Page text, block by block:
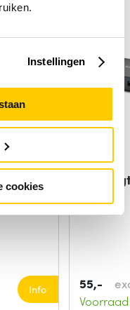
Instellingen
cookies
Info 55,-
Voorraad